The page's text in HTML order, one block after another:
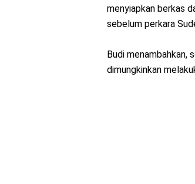
menyiapkan berkas
sebelum perkara
Budi menambahkan,
dimungkinkan